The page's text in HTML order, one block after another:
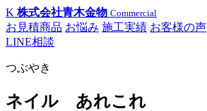
K 株式会社青木金物 Commercial
お見積商品 お悩み 施工実績 お客様の声
LINE相談
つぶやき
ネイル あれこれ